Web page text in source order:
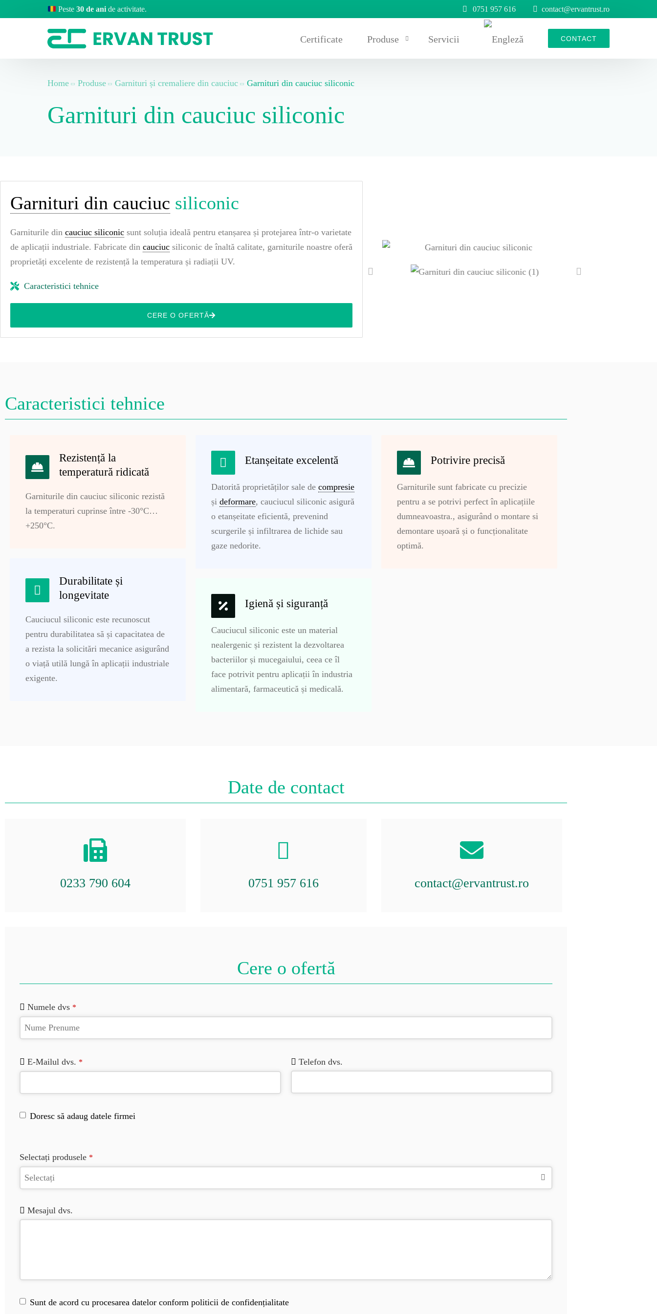
Peste30 de anide activitate. 0751 957 616 contact@ervantrust.ro
Certificate Produse Servicii CONTACT
Home Produse Garnituri și cremaliere din cauciuc Garnituri din cauciuc siliconic
Garnituri din cauciuc siliconic
Garnituri din cauciuc siliconic
Garniturile din cauciuc siliconic sunt soluția ideală pentru etanșarea și protejarea într-o varietate
de aplicații industriale. Fabricate din cauciuc siliconic de înaltă calitate, garniturile noastre oferă
proprietăți excelente de rezistență la temperatura și radiații UV.
Caracteristici tehnice
CERE O OFERTĂ
Caracteristici tehnice
Rezistență la
temperatură ridicată
Garniturile din cauciuc siliconic rezistă
la temperaturi cuprinse între -30°C…
+250°C.
Durabilitate și
longevitate
Cauciucul siliconic este recunoscut
pentru durabilitatea să și capacitatea de
a rezista la solicitări mecanice asigurând
o viață utilă lungă în aplicații industriale
exigente.
Etanșeitate excelentă
Datorită proprietăților sale de compresie
și deformare, cauciucul siliconic asigură
o etanșeitate eficientă, prevenind
scurgerile și infiltrarea de lichide sau
gaze nedorite.
Igienă și siguranță
Cauciucul siliconic este un material
nealergenic și rezistent la dezvoltarea
bacteriilor și mucegaiului, ceea ce îl
face potrivit pentru aplicații în industria
alimentară, farmaceutică și medicală.
Potrivire precisă
Garniturile sunt fabricate cu precizie
pentru a se potrivi perfect în aplicațiile
dumneavoastra., asigurând o montare si
demontare ușoară și o funcționalitate
optimă.
Date de contact
0233 790 604 0751 957 616 contact@ervantrust.ro
Cere o ofertă
Numele dvs *
E-Mailul dvs. * Telefon dvs.
Doresc să adaug datele firmei
Email *
Selectați produsele *
Mesajul dvs.
Sunt de acord cu procesarea datelor conform politicii de confidențialitate